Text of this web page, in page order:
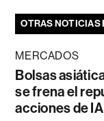
OTRAS NOTICIAS
MERCADOS
Bolsas
se frena el
acciones de